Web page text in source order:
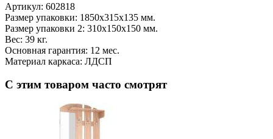
Артикул: 602818
Размер упаковки: 1850х315х135 мм.
Размер упаковки 2: 310х150х150 мм.
Вес: 39 кг.
Основная гарантия: 12 мес.
Материал каркаса: ЛДСП
С этим товаром часто смотрят